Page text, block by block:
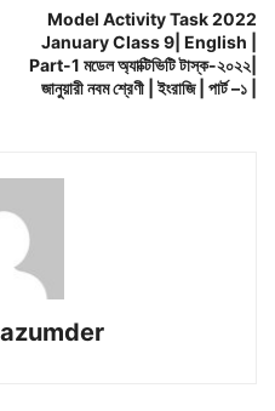
Model Activity Task 2022
January Class 9| English |
Part-1 মডেল অ্যাক্টিভিটি টাস্ক-২০২২|
জানুয়ারী নবম শ্রেণী | ইংরাজি | পার্ট –১ |